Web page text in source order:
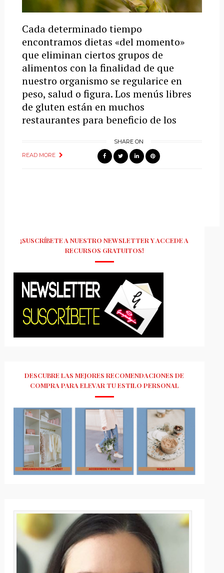
Cada determinado tiempo
encontramos dietas «del momento»
que eliminan ciertos grupos de
alimentos con la finalidad de que
nuestro organismo se regularice en
peso, salud o figura. Los menús libres
de gluten están en muchos
restaurantes para beneficio de los
READ MORE
SHARE ON
¡SUSCRÍBETE A NUESTRO NEWSLETTER Y ACCEDE A
RECURSOS GRATUITOS!
DESCUBRE LAS MEJORES RECOMENDACIONES DE
COMPRA PARA ELEVAR TU ESTILO PERSONAL